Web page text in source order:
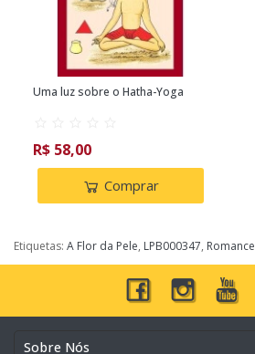
Uma luz sobre o Hatha-Yoga
R$ 58,00
Comprar
Etiquetas: A Flor da Pele, LPB000347, Romance
Sobre Nós